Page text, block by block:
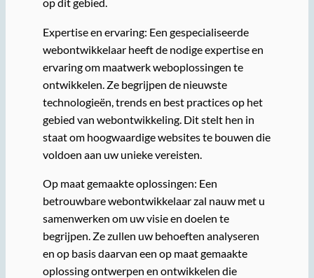
op dit gebied.
Expertise en ervaring: Een gespecialiseerde
webontwikkelaar heeft de nodige expertise en
ervaring om maatwerk weboplossingen te
ontwikkelen. Ze begrijpen de nieuwste
technologieën, trends en best practices op het
gebied van webontwikkeling. Dit stelt hen in
staat om hoogwaardige websites te bouwen die
voldoen aan uw unieke vereisten.
Op maat gemaakte oplossingen: Een
betrouwbare webontwikkelaar zal nauw met u
samenwerken om uw visie en doelen te
begrijpen. Ze zullen uw behoeften analyseren
en op basis daarvan een op maat gemaakte
oplossing ontwerpen en ontwikkelen die